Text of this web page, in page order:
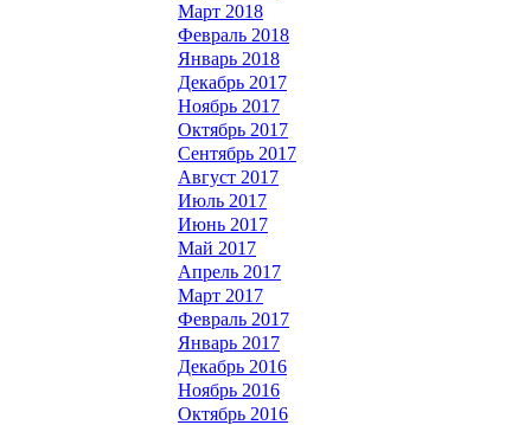
Март 2018
Февраль 2018
Январь 2018
Декабрь 2017
Ноябрь 2017
Октябрь 2017
Сентябрь 2017
Август 2017
Июль 2017
Июнь 2017
Май 2017
Апрель 2017
Март 2017
Февраль 2017
Январь 2017
Декабрь 2016
Ноябрь 2016
Октябрь 2016